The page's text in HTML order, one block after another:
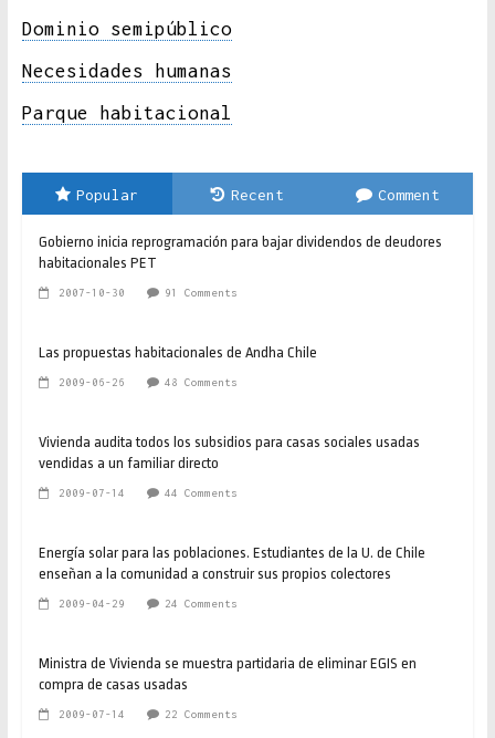
Dominio semipúblico
Necesidades humanas
Parque habitacional
Popular Recent Comment
Gobierno inicia reprogramación para bajar dividendos de deudores
habitacionales PET
2007-10-30 91 Comments
Las propuestas habitacionales de Andha Chile
2009-06-26 48 Comments
Vivienda audita todos los subsidios para casas sociales usadas
vendidas a un familiar directo
2009-07-14 44 Comments
Energía solar para las poblaciones. Estudiantes de la U. de Chile
enseñan a la comunidad a construir sus propios colectores
2009-04-29 24 Comments
Ministra de Vivienda se muestra partidaria de eliminar EGIS en
compra de casas usadas
2009-07-14 22 Comments